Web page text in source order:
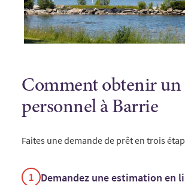
Comment obtenir un
personnel à Barrie
Faites une demande de prêt en trois
Demandez une estimation en